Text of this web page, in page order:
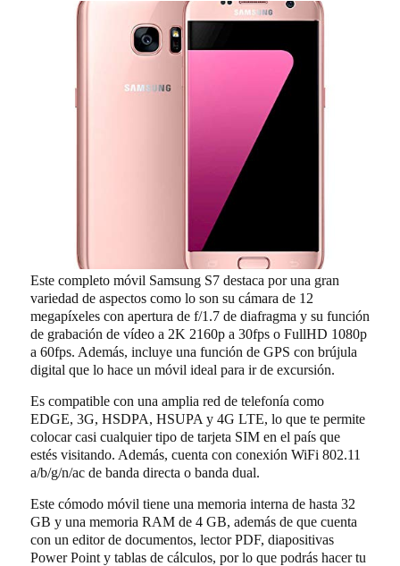
Este completo móvil Samsung S7 destaca por una gran
variedad de aspectos como lo son su cámara de 12
megapíxeles con apertura de f/1.7 de diafragma y su función
de grabación de vídeo a 2K 2160p a 30fps o FullHD 1080p
a 60fps. Además, incluye una función de GPS con brújula
digital que lo hace un móvil ideal para ir de excursión.
Es compatible con una amplia red de telefonía como
EDGE, 3G, HSDPA, HSUPA y 4G LTE, lo que te permite
colocar casi cualquier tipo de tarjeta SIM en el país que
estés visitando. Además, cuenta con conexión WiFi 802.11
a/b/g/n/ac de banda directa o banda dual.
Este cómodo móvil tiene una memoria interna de hasta 32
GB y una memoria RAM de 4 GB, además de que cuenta
con un editor de documentos, lector PDF, diapositivas
Power Point y tablas de cálculos, por lo que podrás hacer tu